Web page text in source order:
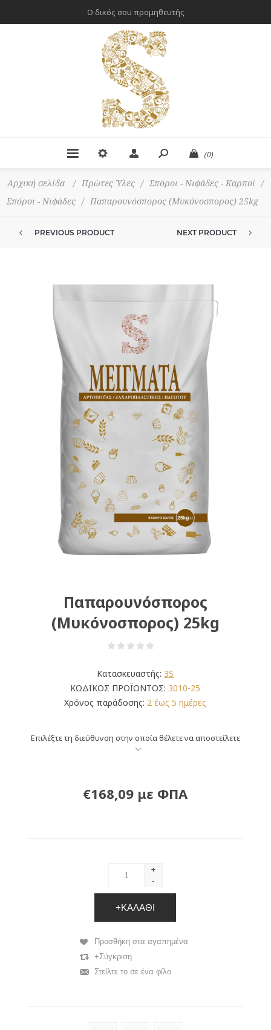
Ο δικός σου προμηθευτής
(0)
Αρχική σελίδα / Πρώτες Ύλες / Σπόροι - Νιφάδες - Καρποί
/
Σπόροι - Νιφάδες
/ Παπαρουνόσπορος (Μυκόνοσπορος) 25kg
PREVIOUS PRODUCT NEXT PRODUCT
Παπαρουνόσπορος
(Μυκόνοσπορος) 25kg
Κατασκευαστής: 3S
ΚΩΔΙΚΟΣ ΠΡΟΪΟΝΤΟΣ: 3010-25
Χρόνος παράδοσης: 2 έως 5 ημέρες
Επιλέξτε τη διεύθυνση στην οποία θέλετε να αποστείλετε
€168,09 με ΦΠΑ
+
-
+ΚΑΛΆΘΙ
Προσθήκη στα αγαπημένα
+Σύγκριση
Στείλτε το σε ένα φίλο